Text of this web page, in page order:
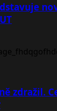
zdražil.